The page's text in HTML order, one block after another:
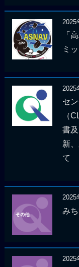
2025
「
ミ
2025
セ
（
書
新
て
2025
み
2025